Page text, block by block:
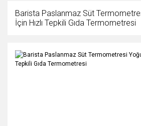
Barista Paslanmaz Süt
İçin Hızlı Tepkili Gıda Termometresi